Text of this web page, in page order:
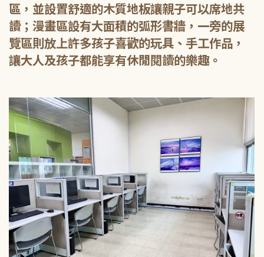
區，並設置舒適的木質地板讓親子可以席地共
讀；漫畫區設有大面積的弧形書牆，一旁的展
覽區則放上許多孩子喜歡的玩具、手工作品，
讓大人及孩子都能享有休閒閱讀的樂趣。